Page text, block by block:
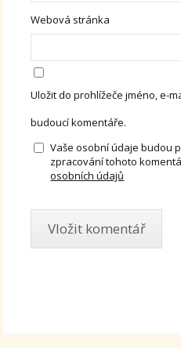
Webová stránka
Uložit do prohlížeče jméno, e-
budoucí komentáře.
Vaše osobní údaje budou
zpracování tohoto
osobních údajů